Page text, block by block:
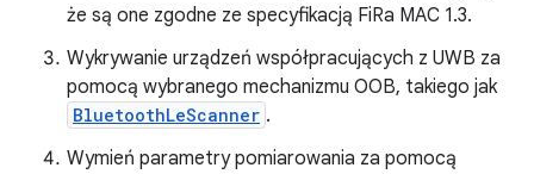
że są one zgodne ze specyfikacją FiRa MAC 1.3.
Wykrywanie urządzeń współpracujących z UWB za
pomocą wybranego mechanizmu OOB, takiego jak
BluetoothLeScanner .
Wymień parametry pomiarowania za pomocą